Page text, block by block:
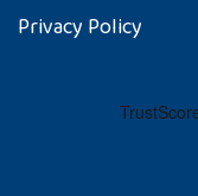
Privacy Policy